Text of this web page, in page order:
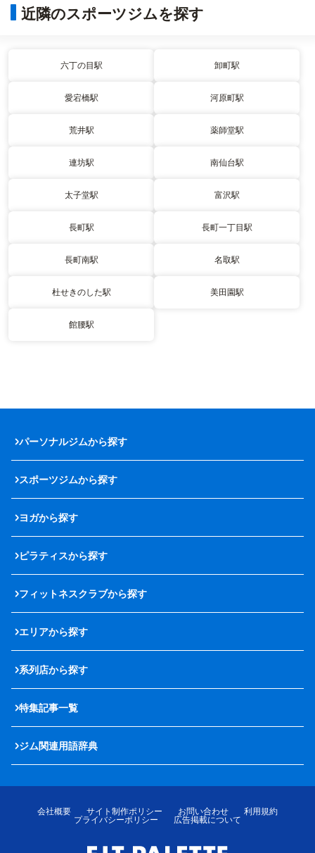
近隣のスポーツジムを探す
六丁の目駅 卸町駅
愛宕橋駅 河原町駅
荒井駅 薬師堂駅
連坊駅 南仙台駅
太子堂駅 富沢駅
長町駅 長町一丁目駅
長町南駅 名取駅
杜せきのした駅 美田園駅
館腰駅
パーソナルジムから探す
スポーツジムから探す
ヨガから探す
ピラティスから探す
フィットネスクラブから探す
エリアから探す
系列店から探す
特集記事一覧
ジム関連用語辞典
会社概要 サイト制作ポリシー お問い合わせ
利用規約
プライバシーポリシー
広告掲載について